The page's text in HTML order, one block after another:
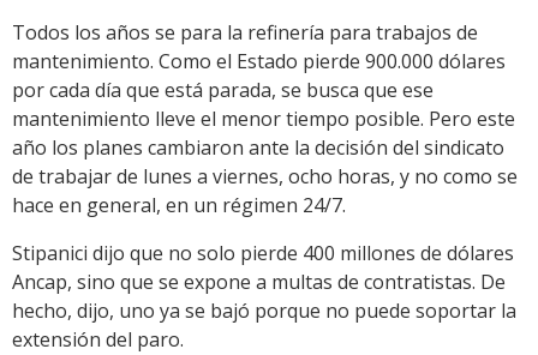
Todos los años se para la refinería para trabajos de
mantenimiento. Como el Estado pierde 900.000 dólares
por cada día que está parada, se busca que ese
mantenimiento lleve el menor tiempo posible. Pero este
año los planes cambiaron ante la decisión del sindicato
de trabajar de lunes a viernes, ocho horas, y no como se
hace en general, en un régimen 24/7.
Stipanici dijo que no solo pierde 400 millones de dólares
Ancap, sino que se expone a multas de contratistas. De
hecho, dijo, uno ya se bajó porque no puede soportar la
extensión del paro.